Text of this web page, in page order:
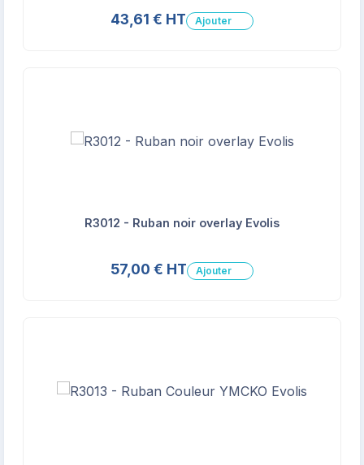
43,61 € HT Ajouter
R3012 - Ruban noir overlay Evolis
57,00 € HT Ajouter